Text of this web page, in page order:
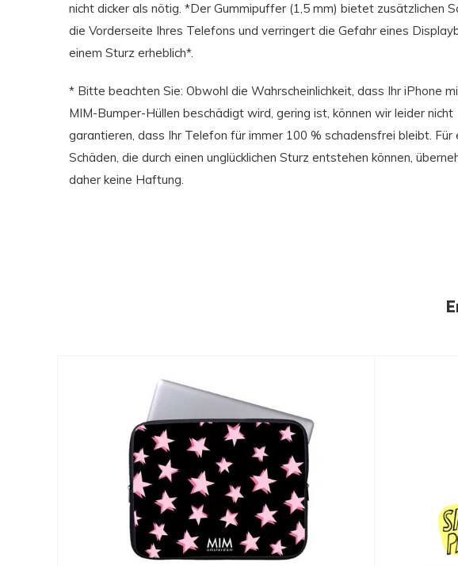
nicht dicker als nötig. *Der Gummipuffer (1,5 mm) bietet zusätzlichen
die Vorderseite Ihres Telefons und verringert die Gefahr eines
einem Sturz erheblich*.
* Bitte beachten Sie: Obwohl die Wahrscheinlichkeit, dass Ihr iPhone
MIM-Bumper-Hüllen beschädigt wird, gering ist, können wir leider nicht
garantieren, dass Ihr Telefon für immer 100 % schadensfrei bleibt. Für
Schäden, die durch einen unglücklichen Sturz entstehen können,
daher keine Haftung.